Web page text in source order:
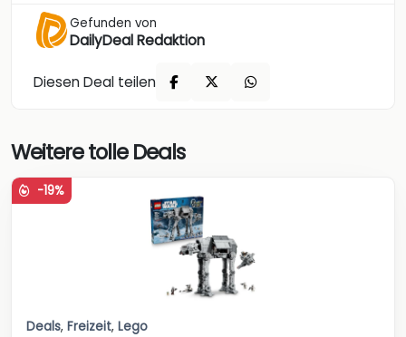
Gefunden von
DailyDeal Redaktion
Diesen Deal teilen
Weitere tolle Deals
-19%
Deals, Freizeit, Lego